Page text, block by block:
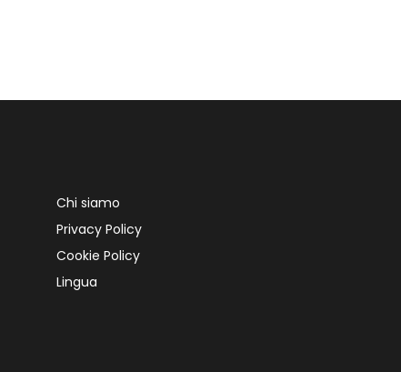
Chi siamo
Privacy Policy
Cookie Policy
Lingua